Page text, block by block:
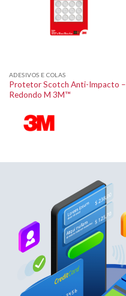
ADESIVOS E COLAS
Protetor Scotch Anti-Impacto –
Redondo M 3M™